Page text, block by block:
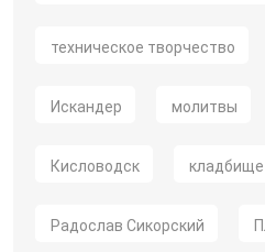
техническое творчество
Искандер молитвы
Кисловодск кладбище
Радослав Сикорский